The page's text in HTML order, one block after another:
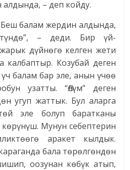
– деп койду.
балам жердин алдында,
– деди. Бир үй-
дүй­нөгө келген жети
калбаптыр. Козубай деген
балам бар эле, анын үчөө
узатты. “Өлүм” деген
угуп жаттык. Бул аларга
эле болуп баратканы
Мунун себептерин
аракет кылдык.
бала төрөлгөндөн
оозунан көбүк атып,